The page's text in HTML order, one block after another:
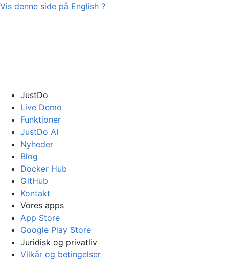
Vis denne side på English ?
JustDo
Live Demo
Funktioner
JustDo AI
Nyheder
Blog
Docker Hub
GitHub
Kontakt
Vores apps
App Store
Google Play Store
Juridisk og privatliv
Vilkår og betingelser